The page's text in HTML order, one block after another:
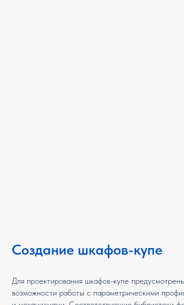
Создание шкафов-купе
Для проектирования шкафов-купе
возможности работы с параметрическими